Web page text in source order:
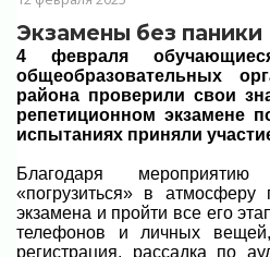
Экзамены без паники
4 февраля
общеобразовательных
района проверили свои
репетиционном экзамене
испытаниях приняли
Благодаря
«погрузиться» в атмосферу
экзамена и пройти все его
телефонов и личных вещей,
регистрация, рассадка по